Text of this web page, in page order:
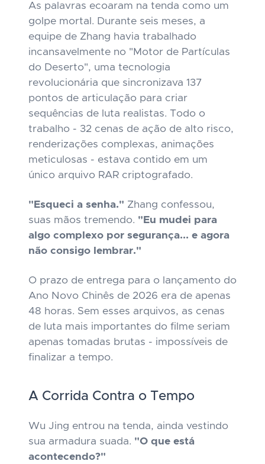
As palavras ecoaram na tenda como um
golpe mortal. Durante seis meses, a
equipe de Zhang havia trabalhado
incansavelmente no "Motor de Partículas
do Deserto", uma tecnologia
revolucionária que sincronizava 137
pontos de articulação para criar
sequências de luta realistas. Todo o
trabalho - 32 cenas de ação de alto risco,
renderizações complexas, animações
meticulosas - estava contido em um
único arquivo RAR criptografado.
"Esqueci a senha." Zhang confessou,
suas mãos tremendo. "Eu mudei para
algo complexo por segurança... e agora
não consigo lembrar."
O prazo de entrega para o lançamento do
Ano Novo Chinês de 2026 era de apenas
48 horas. Sem esses arquivos, as cenas
de luta mais importantes do filme seriam
apenas tomadas brutas - impossíveis de
finalizar a tempo.
A Corrida Contra o Tempo
Wu Jing entrou na tenda, ainda vestindo
sua armadura suada. "O que está
acontecendo?"